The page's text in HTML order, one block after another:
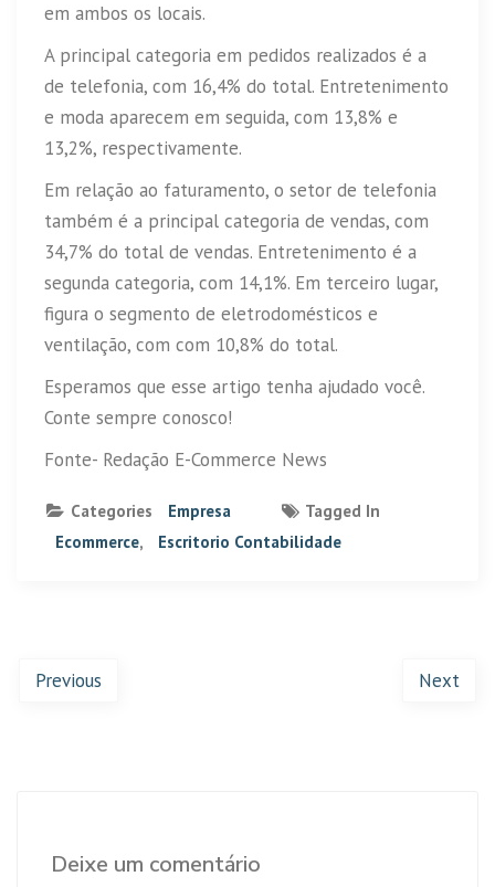
em ambos os locais.
A principal categoria em pedidos realizados é a
de telefonia, com 16,4% do total. Entretenimento
e moda aparecem em seguida, com 13,8% e
13,2%, respectivamente.
Em relação ao faturamento, o setor de telefonia
também é a principal categoria de vendas, com
34,7% do total de vendas. Entretenimento é a
segunda categoria, com 14,1%. Em terceiro lugar,
figura o segmento de eletrodomésticos e
ventilação, com com 10,8% do total.
Esperamos que esse artigo tenha ajudado você.
Conte sempre conosco!
Fonte- Redação E-Commerce News
Categories Empresa
Tagged In
Ecommerce, Escritorio Contabilidade
Previous Next
Deixe um comentário